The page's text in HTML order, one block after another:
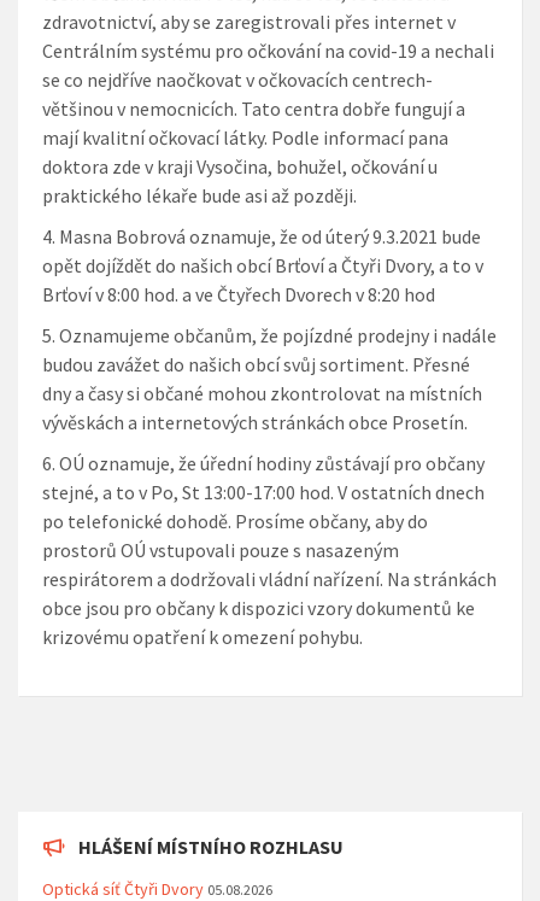
zdravotnictví, aby se zaregistrovali přes internet v
Centrálním systému pro očkování na covid-19 a nechali
se co nejdříve naočkovat v očkovacích centrech-
většinou v nemocnicích. Tato centra dobře fungují a
mají kvalitní očkovací látky. Podle informací pana
doktora zde v kraji Vysočina, bohužel, očkování u
praktického lékaře bude asi až později.
Masna Bobrová oznamuje, že od úterý 9.3.2021 bude
opět dojíždět do našich obcí Brťoví a Čtyři Dvory, a to v
Brťoví v 8:00 hod. a ve Čtyřech Dvorech v 8:20 hod
Oznamujeme občanům, že pojízdné prodejny i nadále
budou zavážet do našich obcí svůj sortiment. Přesné
dny a časy si občané mohou zkontrolovat na místních
vývěskách a internetových stránkách obce Prosetín.
OÚ oznamuje, že úřední hodiny zůstávají pro občany
stejné, a to v Po, St 13:00-17:00 hod. V ostatních dnech
po telefonické dohodě. Prosíme občany, aby do
prostorů OÚ vstupovali pouze s nasazeným
respirátorem a dodržovali vládní nařízení. Na stránkách
obce jsou pro občany k dispozici vzory dokumentů ke
krizovému opatření k omezení pohybu.
HLÁŠENÍ MÍSTNÍHO ROZHLASU
Optická síť Čtyři Dvory 05.08.2026